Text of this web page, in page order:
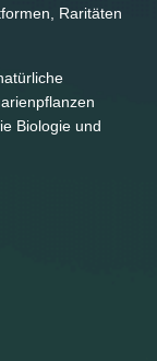
Raritäten
Biologie und